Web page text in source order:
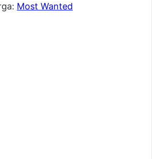
Most Wanted